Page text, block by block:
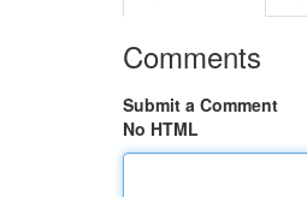
Comments
Submit a Comment
No HTML